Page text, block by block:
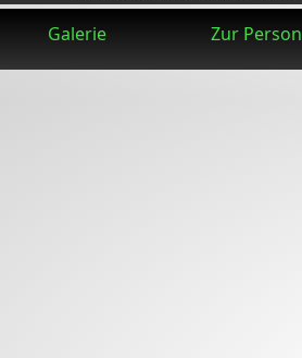
Galerie
Zur Person